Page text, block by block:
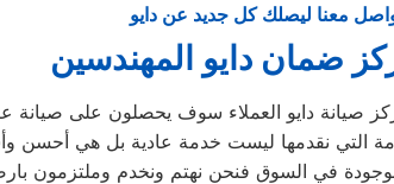
معنا ليصلك كل جديد عن دايو
ضمان دايو المهندسين
صيانة دايو العملاء سوف يحصلون على صيانة
التي نقدمها ليست خدمة عادية بل هي أحسن
في السوق فنحن نهتم ونخدم وملتزمون